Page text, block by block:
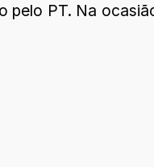
pelo PT. Na